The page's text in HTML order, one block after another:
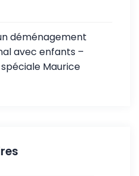
déménagement
avec enfants –
Maurice